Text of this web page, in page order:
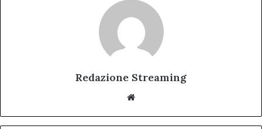
Redazione Streaming